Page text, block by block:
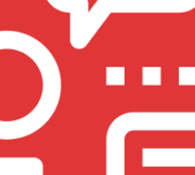
от 4200 ₽
от 3900 ₽
от 4800 ₽